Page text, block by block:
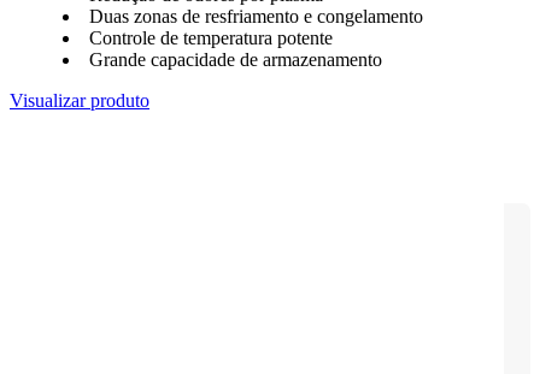
Duas zonas de resfriamento e congelamento
Controle de temperatura potente
Grande capacidade de armazenamento
Visualizar produto